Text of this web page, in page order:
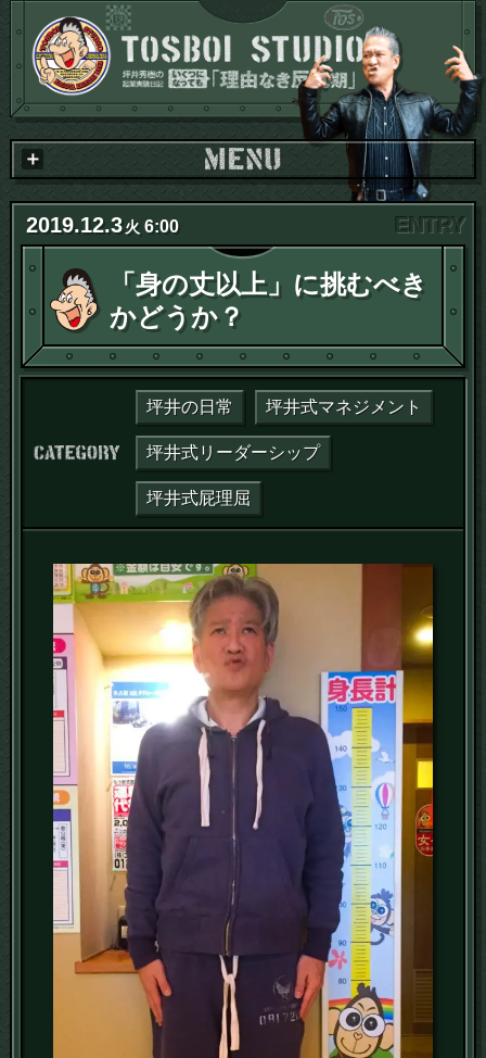
2019.12.3火 6:00
「身の丈以上」に挑むべき
かどうか？
カテゴリー：
坪井の日常 坪井式マネジメント
坪井式リーダーシップ
坪井式屁理屈